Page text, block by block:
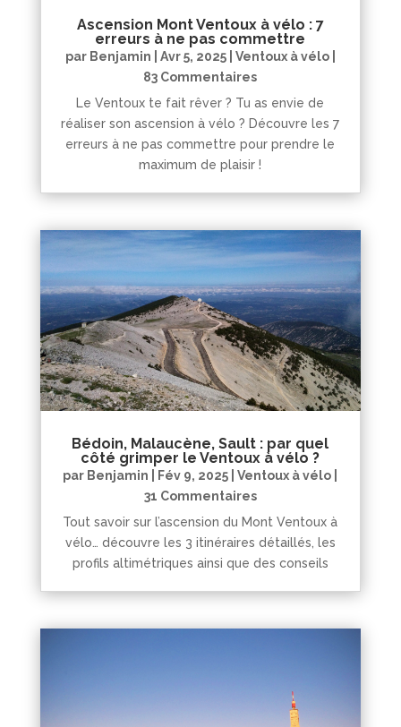
Ascension Mont Ventoux à vélo : 7
erreurs à ne pas commettre
par Benjamin Avr 5, 2025| Ventoux à vélo|
83 Commentaires
Le Ventoux te fait rêver ? Tu as envie de
réaliser son ascension à vélo ? Découvre les 7
erreurs à ne pas commettre pour prendre le
maximum de plaisir !
Bédoin, Malaucène, Sault : par quel
côté grimper le Ventoux à vélo ?
par Benjamin Fév 9, 2025 |Ventoux à vélo
31 Commentaires
Tout savoir sur l’ascension du Mont Ventoux à
vélo… découvre les 3 itinéraires détaillés, les
profils altimétriques ainsi que des conseils